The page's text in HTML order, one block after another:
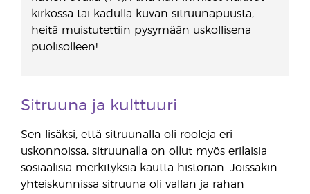
kirkossa tai kadulla kuvan sitruunapuusta,
heitä muistutettiin pysymään uskollisena
puolisolleen!
Sitruuna ja kulttuuri
Sen lisäksi, että sitruunalla oli rooleja eri
uskonnoissa, sitruunalla on ollut myös erilaisia
sosiaalisia merkityksiä kautta historian. Joissakin
yhteiskunnissa sitruuna oli vallan ja rahan